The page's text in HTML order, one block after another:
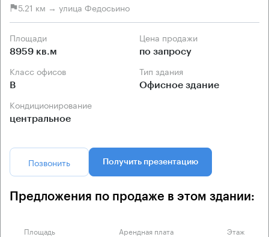
5.21 км → улица Федосьино
Площади
8959 кв.м
Цена продажи
по запросу
Класс офисов
B
Тип здания
Офисное здание
Кондиционирование
центральное
Позвонить Получить презентацию
Предложения по продаже в этом здании:
Площадь Арендная плата Этаж